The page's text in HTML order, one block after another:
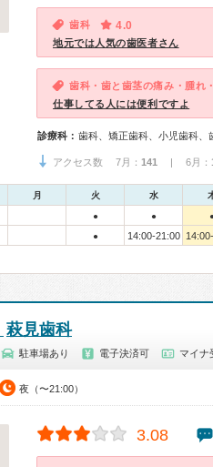
歯科 4.0
地元では人気の歯医者さん
歯科・歯と歯茎の痛み・腫れ
仕事してる人には便利ですよ
診療科： 歯科、矯正歯科、小児歯科、
アクセス数 7月： 141 | 6月：
月 火 水
● ● ●
● 14:00-21:00
萩見歯科
駐車場あり 電子決済可 マイナ
夜（〜21:00）
3.08